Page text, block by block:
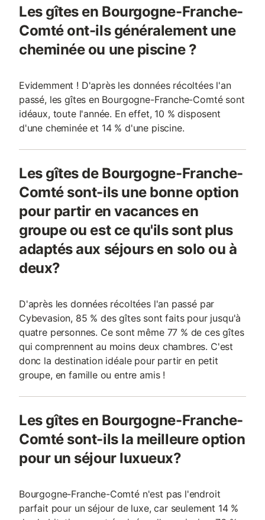
Les gîtes en Bourgogne-Franche-
Comté ont-ils généralement une
cheminée ou une piscine ?
Evidemment ! D'après les données récoltées l'an
passé, les gîtes en Bourgogne-Franche-Comté sont
idéaux, toute l'année. En effet, 10 % disposent
d'une cheminée et 14 % d'une piscine.
Les gîtes de Bourgogne-Franche-
Comté sont-ils une bonne option
pour partir en vacances en
groupe ou est ce qu'ils sont plus
adaptés aux séjours en solo ou à
deux?
D'après les données récoltées l'an passé par
Cybevasion, 85 % des gîtes sont faits pour jusqu'à
quatre personnes. Ce sont même 77 % de ces gîtes
qui comprennent au moins deux chambres. C'est
donc la destination idéale pour partir en petit
groupe, en famille ou entre amis !
Les gîtes en Bourgogne-Franche-
Comté sont-ils la meilleure option
pour un séjour luxueux?
Bourgogne-Franche-Comté n'est pas l'endroit
parfait pour un séjour de luxe, car seulement 14 %